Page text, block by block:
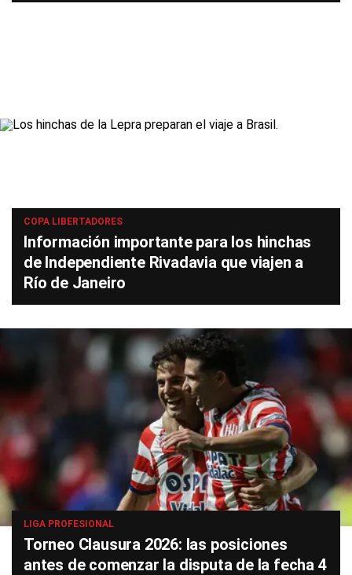
COPA LIBERTADORES
Información importante para los hinchas
de Independiente Rivadavia que viajen a
Río de Janeiro
LIGA PROFESIONAL
Torneo Clausura 2026: las posiciones
antes de comenzar la disputa de la fecha 4